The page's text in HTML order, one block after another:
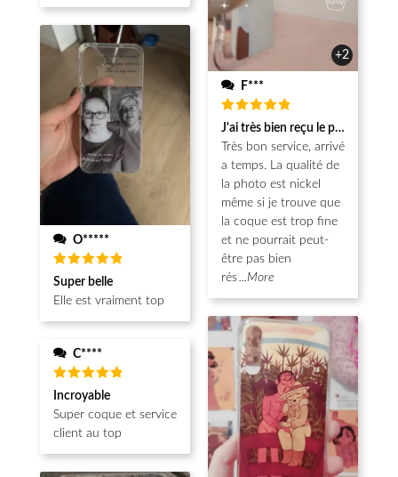
O*****
Note 5
sur 5
Super belle
Elle est vraiment top
C****
Note5
sur 5
Incroyable
Super coque et service
client au top
+2
F***
Note5
sur 5
J'ai très bien reçu le produit.
Très bon service, arrivé
a temps. La qualité de
la photo est nickel
même si je trouve que
la coque est trop fine
et ne pourrait peut-
être pas bien
rés...More